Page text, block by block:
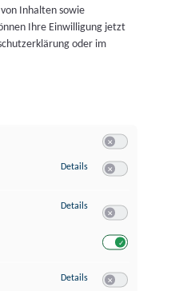
Inhalten sowie
Ihre Einwilligung jetzt
oder im
Details zu Speichern von
Details zu Verwendung
Details zu Erstellung von